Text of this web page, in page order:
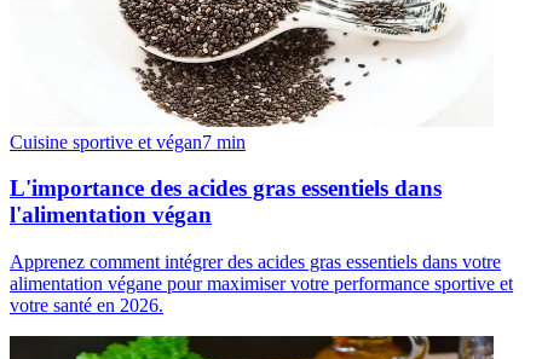
Cuisine sportive et végan7 min
L'importance des acides gras essentiels dans
l'alimentation végan
Apprenez comment intégrer des acides gras essentiels dans votre
alimentation végane pour maximiser votre performance sportive et
votre santé en 2026.